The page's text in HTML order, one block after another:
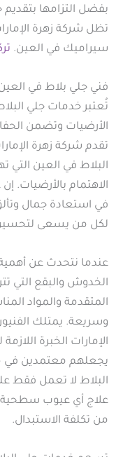
بفضل التزامها
تظل شركة زهرة
سيراميك في العين.
فني جلي بلاط في
تُعتبر خدمات جلي
الأرضيات وتضمن
تقدم شركة زهرة
البلاط في العين التي
الاهتمام بالأرضيات.
في استعادة جمال
لكل من يسعى لتحسين
عندما نتحدث عن أهمية
الخدوش والبقع التي
المتقدمة والمواد
وسريعة. يمتلك
الإمارات الخبرة
يجعلهم معتمدين في
البلاط لا تعمل فقط
علاج أي عيوب سطحية،
من تكلفة الاستبدال.